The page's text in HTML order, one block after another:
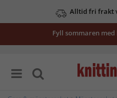
Alltid fri frakt
Fyll sommaren